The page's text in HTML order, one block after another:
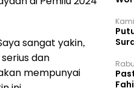
sangat yakin,
dan
mempunyai